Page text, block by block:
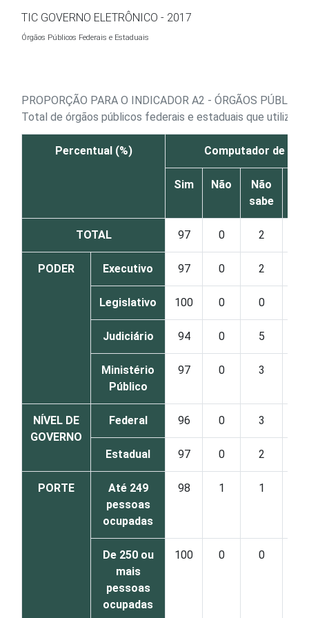
TIC GOVERNO ELETRÔNICO - 2017
Órgãos Públicos Federais e Estaduais
PROPORÇÃO PARA O INDICADOR A2 - ÓRGÃOS
Total de órgãos públicos federais e estaduais que utilizam
Percentual (%) Computador de
Sim Não
Não
sabe
TOTAL 97 0 2
PODER Executivo 97 0 2
Legislativo 100 0 0
Judiciário 94 0 5
Ministério
Público
97 0 3
NÍVEL DE
GOVERNO
Federal 96 0 3
Estadual 97 0 2
PORTE
Até 249
pessoas
ocupadas
98 1 1
De 250 ou
mais
pessoas
ocupadas
100 0 0